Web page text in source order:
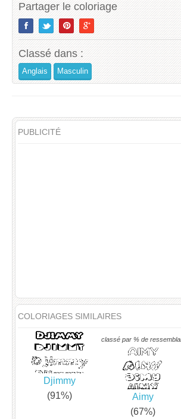
Partager le coloriage
Classé dans :
Anglais Masculin
PUBLICITÉ
COLORIAGES SIMILAIRES
classé par % de
Djimmy
(91%)
Aimy
(67%)